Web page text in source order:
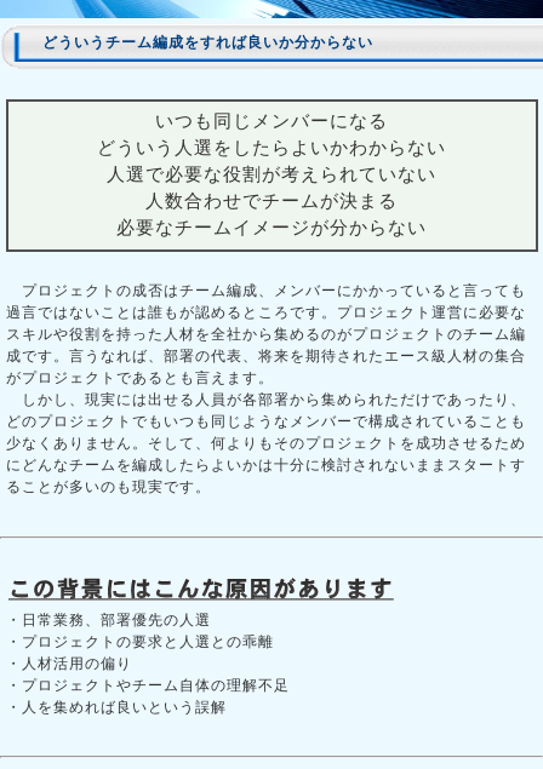
どういうチーム編成をすれば良いか分からない
いつも同じメンバーになる
どういう人選をしたらよいかわからない
人選で必要な役割が考えられていない
人数合わせでチームが決まる
必要なチームイメージが分からない
プロジェクトの成否はチーム編成、メンバーにかかっていると言っても
過言ではないことは誰もが認めるところです。プロジェクト運営に必要な
スキルや役割を持った人材を全社から集めるのがプロジェクトのチーム編
成です。言うなれば、部署の代表、将来を期待されたエース級人材の集合
がプロジェクトであるとも言えます。
しかし、現実には出せる人員が各部署から集められただけであったり、
どのプロジェクトでもいつも同じようなメンバーで構成されていることも
少なくありません。そして、何よりもそのプロジェクトを成功させるため
にどんなチームを編成したらよいかは十分に検討されないままスタートす
ることが多いのも現実です。
・日常業務、部署優先の人選
・プロジェクトの要求と人選との乖離
・人材活用の偏り
・プロジェクトやチーム自体の理解不足
・人を集めれば良いという誤解